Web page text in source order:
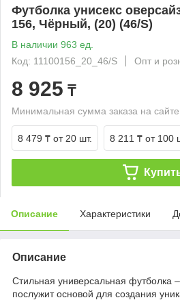
Футболка унисекс
156, Чёрный, (20) (46/S)
В наличии 963 ед.
Код: 11100156_20_46/S
Опт и
8 925 ₸
Минимальная сумма заказа на
8 479 ₸ от 20 шт. 8 211 ₸ от 100
Описание Характеристики
Описание
Стильная универсальная футболка
послужит основой для создания